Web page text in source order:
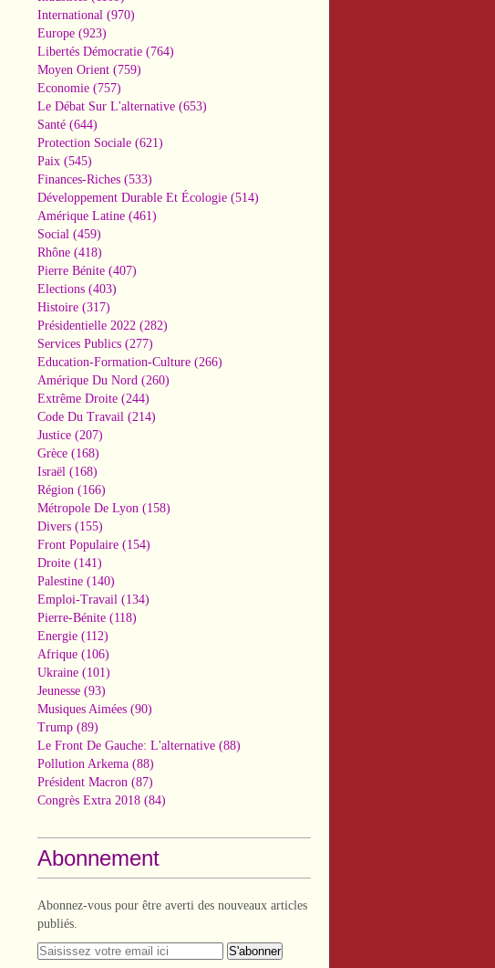
International (970)
Europe (923)
Libertés Démocratie (764)
Moyen Orient (759)
Economie (757)
Le Débat Sur L'alternative (653)
Santé (644)
Protection Sociale (621)
Paix (545)
Finances-Riches (533)
Développement Durable Et Écologie (514)
Amérique Latine (461)
Social (459)
Rhône (418)
Pierre Bénite (407)
Elections (403)
Histoire (317)
Présidentielle 2022 (282)
Services Publics (277)
Education-Formation-Culture (266)
Amérique Du Nord (260)
Extrême Droite (244)
Code Du Travail (214)
Justice (207)
Grèce (168)
Israël (168)
Région (166)
Métropole De Lyon (158)
Divers (155)
Front Populaire (154)
Droite (141)
Palestine (140)
Emploi-Travail (134)
Pierre-Bénite (118)
Energie (112)
Afrique (106)
Ukraine (101)
Jeunesse (93)
Musiques Aimées (90)
Trump (89)
Le Front De Gauche: L'alternative (88)
Pollution Arkema (88)
Président Macron (87)
Congrès Extra 2018 (84)
Abonnement
Abonnez-vous pour être averti des nouveaux articles
publiés.